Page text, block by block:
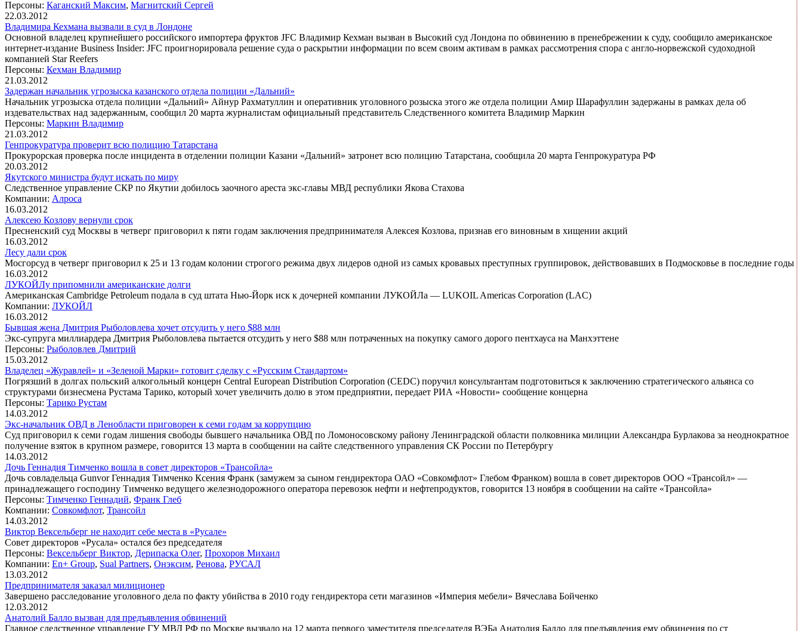
Персоны: Каганский Максим, Магнитский Сергей
22.03.2012
Владимира Кехмана вызвали в суд в Лондоне
Основной владелец крупнейшего российского импортера фруктов JFC Владимир Кехман вызван в Высокий суд Лондона по обвинению в пренебрежении к суду, сообщило американское
интернет-издание Business Insider: JFC проигнорировала решение суда о раскрытии информации по всем своим активам в рамках рассмотрения спора с англо-норвежской судоходной
компанией Star Reefers
Персоны: Кехман Владимир
21.03.2012
Задержан начальник угрозыска казанского отдела полиции «Дальний»
Начальник угрозыска отдела полиции «Дальний» Айнур Рахматуллин и оперативник уголовного розыска этого же отдела полиции Амир Шарафуллин задержаны в рамках дела об
издевательствах над задержанным, сообщил 20 марта журналистам официальный представитель Следственного комитета Владимир Маркин
Персоны: Маркин Владимир
21.03.2012
Генпрокуратура проверит всю полицию Татарстана
Прокурорская проверка после инцидента в отделении полиции Казани «Дальний» затронет всю полицию Татарстана, сообщила 20 марта Генпрокуратура РФ
20.03.2012
Якутского министра будут искать по миру
Следственное управление СКР по Якутии добилось заочного ареста экс-главы МВД республики Якова Стахова
Компании: Алроса
16.03.2012
Алексею Козлову вернули срок
Пресненский суд Москвы в четверг приговорил к пяти годам заключения предпринимателя Алексея Козлова, признав его виновным в хищении акций
16.03.2012
Лесу дали срок
Мосгорсуд в четверг приговорил к 25 и 13 годам колонии строгого режима двух лидеров одной из самых кровавых преступных группировок, действовавших в Подмосковье в последние годы
16.03.2012
ЛУКОЙЛу припомнили американские долги
Американская Cambridge Petroleum подала в суд штата Нью-Йорк иск к дочерней компании ЛУКОЙЛа — LUKOIL Americas Corporation (LAC)
Компании: ЛУКОЙЛ
16.03.2012
Бывшая жена Дмитрия Рыболовлева хочет отсудить у него $88 млн
Экс-супруга миллиардера Дмитрия Рыболовлева пытается отсудить у него $88 млн потраченных на покупку самого дорого пентхауса на Манхэттене
Персоны: Рыболовлев Дмитрий
15.03.2012
Владелец «Журавлей» и «Зеленой Марки» готовит сделку с «Русским Стандартом»
Погрязший в долгах польский алкогольный концерн Central European Distribution Corporation (CEDC) поручил консультантам подготовиться к заключению стратегического альянса со
структурами бизнесмена Рустама Тарико, который хочет увеличить долю в этом предприятии, передает РИА «Новости» сообщение концерна
Персоны: Тарико Рустам
14.03.2012
Экс-начальник ОВД в Ленобласти приговорен к семи годам за коррупцию
Суд приговорил к семи годам лишения свободы бывшего начальника ОВД по Ломоносовскому району Ленинградской области полковника милиции Александра Бурлакова за неоднократное
получение взяток в крупном размере, говорится 13 марта в сообщении на сайте следственного управления СК России по Петербургу
14.03.2012
Дочь Геннадия Тимченко вошла в совет директоров «Трансойла»
Дочь совладельца Gunvor Геннадия Тимченко Ксения Франк (замужем за сыном гендиректора ОАО «Совкомфлот» Глебом Франком) вошла в совет директоров ООО «Трансойл» —
принадлежащего господину Тимченко ведущего железнодорожного оператора перевозок нефти и нефтепродуктов, говорится 13 ноября в сообщении на сайте «Трансойла»
Персоны: Тимченко Геннадий, Франк Глеб
Компании: Совкомфлот, Трансойл
14.03.2012
Виктор Вексельберг не находит себе места в «Русале»
Совет директоров «Русала» остался без председателя
Персоны: Вексельберг Виктор, Дерипаска Олег, Прохоров Михаил
Компании: En+ Group, Sual Partners, Онэксим, Ренова, РУСАЛ
13.03.2012
Предпринимателя заказал милиционер
Завершено расследование уголовного дела по факту убийства в 2010 году гендиректора сети магазинов «Империя мебели» Вячеслава Бойченко
12.03.2012
Анатолий Балло вызван для предъявления обвинений
Главное следственное управление ГУ МВД РФ по Москве вызвало на 12 марта первого заместителя председателя ВЭБа Анатолия Балло для предъявления ему обвинения по ст